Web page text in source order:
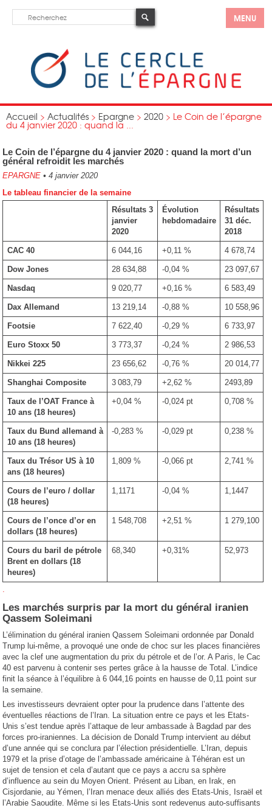
MENU
Accueil > Actualités > Epargne > 2020 > Le Coin de l’épargne
du 4 janvier 2020 : quand la ...
Le Coin de l’épargne du 4 janvier 2020 : quand la mort d’un
général refroidit les marchés
EPARGNE • 4 janvier 2020
Le tableau financier de la semaine
Résultats 3
janvier
2020
Évolution
hebdomadaire
Résultats
31 déc.
2018
CAC 40 6 044,16 +0,11 % 4 678,74
Dow Jones 28 634,88 -0,04 % 23 097,67
Nasdaq 9 020,77 +0,16 % 6 583,49
Dax Allemand 13 219,14 -0,88 % 10 558,96
Footsie 7 622,40 -0,29 % 6 733,97
Euro Stoxx 50 3 773,37 -0,24 % 2 986,53
Nikkei 225 23 656,62 -0,76 % 20 014,77
Shanghai Composite 3 083,79 +2,62 % 2493,89
Taux de l’OAT France à
10 ans (18 heures)
+0,04 % -0,024 pt 0,708 %
Taux du Bund allemand à
10 ans (18 heures)
-0,283 % -0,029 pt 0,238 %
Taux du Trésor US à 10
ans (18 heures)
1,809 % -0,066 pt 2,741 %
Cours de l’euro / dollar
(18 heures)
1,1171 -0,04 % 1,1447
Cours de l’once d’or en
dollars (18 heures)
1 548,708 +2,51 % 1 279,100
Cours du baril de pétrole
Brent en dollars (18
heures)
68,340 +0,31% 52,973
.
Les marchés surpris par la mort du général iranien
Qassem Soleimani
L’élimination du général iranien Qassem Soleimani ordonnée par Donald
Trump lui-même, a provoqué une onde de choc sur les places financières
avec la clef une augmentation du prix du pétrole et de l’or. A Paris, le Cac
40 est parvenu à contenir ses pertes grâce à la hausse de Total. L’indice
finit la séance à l’équilibre à 6 044,16 points en hausse de 0,11 point sur
la semaine.
Les investisseurs devraient opter pour la prudence dans l’attente des
éventuelles réactions de l’Iran. La situation entre ce pays et les Etats-
Unis s’est tendue après l’attaque de leur ambassade à Bagdad par des
forces pro-iraniennes. La décision de Donald Trump intervient au début
d’une année qui se conclura par l’élection présidentielle. L’Iran, depuis
1979 et la prise d’otage de l’ambassade américaine à Téhéran est un
sujet de tension et cela d’autant que ce pays a accru sa sphère
d’influence au sein du Moyen Orient. Présent au Liban, en Irak, en
Cisjordanie, au Yémen, l’Iran menace deux alliés des Etats-Unis, Israël et
l’Arabie Saoudite. Même si les Etats-Unis sont redevenus auto-suffisants